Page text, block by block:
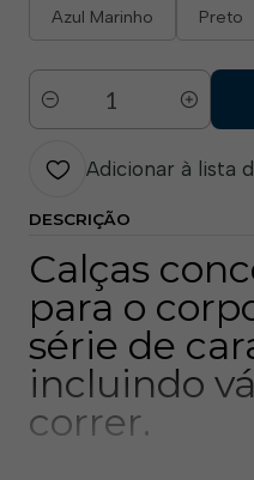
Azul Marinho Preto
Quantidade
Adicionar à lista
DESCRIÇÃO
Calças
para o
série de
incluindo
correr.